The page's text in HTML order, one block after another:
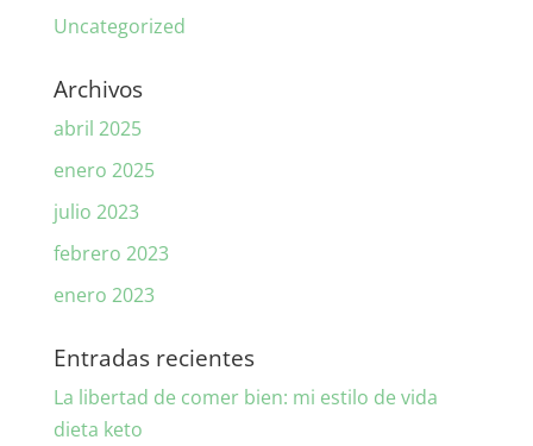
Uncategorized
Archivos
abril 2025
enero 2025
julio 2023
febrero 2023
enero 2023
Entradas recientes
La libertad de comer bien: mi estilo de vida
dieta keto